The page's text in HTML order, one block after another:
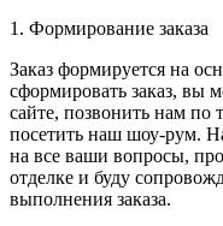
1. Формирование заказа
Заказ формируется на
сформировать заказ, вы
сайте, позвонить нам по
посетить наш шоу-рум.
на все ваши вопросы,
отделке и буду
выполнения заказа.